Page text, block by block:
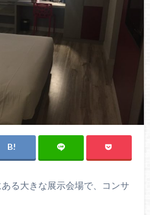
る大きな展示会場で、コンサ